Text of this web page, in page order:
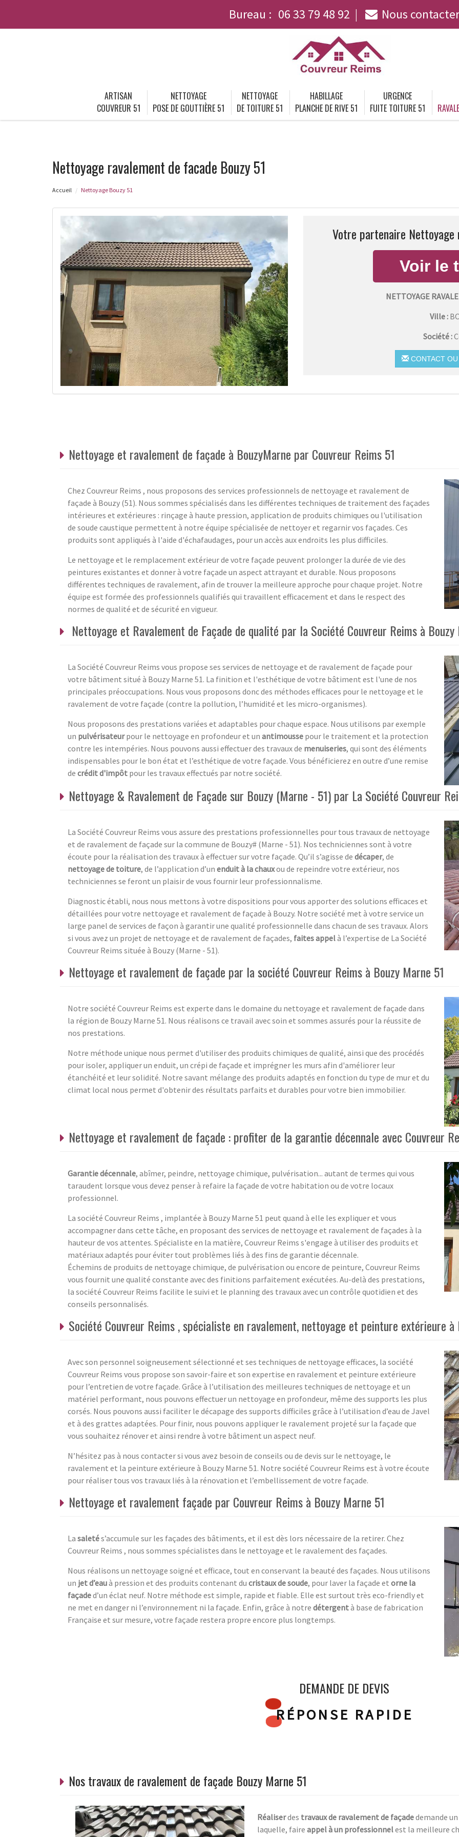
Bureau : 06 33 79 48 92 Nous contacter
ARTISAN
COUVREUR 51
NETTOYAGE
POSE DE GOUTTIÈRE 51
NETTOYAGE
DE TOITURE 51
HABILLAGE
PLANCHE DE RIVE 51
URGENCE
FUITE TOITURE 51
Nettoyage ravalement de facade Bouzy 51
Accueil Nettoyage Bouzy 51
Votre partenaire Nettoyage
NETTOYAGE
Ville :
Société :
CONTACT OU
Nettoyage et ravalement de façade à BouzyMarne par Couvreur Reims 51
Chez Couvreur Reims , nous proposons des services professionnels de nettoyage et ravalement de
façade à Bouzy (51). Nous sommes spécialisés dans les différentes techniques de traitement des façades
intérieures et extérieures : rinçage à haute pression, application de produits chimiques ou l'utilisation
de soude caustique permettent à notre équipe spécialisée de nettoyer et regarnir vos façades. Ces
produits sont appliqués à l'aide d'échafaudages, pour un accès aux endroits les plus difficiles.
Le nettoyage et le remplacement extérieur de votre façade peuvent prolonger la durée de vie des
peintures existantes et donner à votre façade un aspect attrayant et durable. Nous proposons
différentes techniques de ravalement, afin de trouver la meilleure approche pour chaque projet. Notre
équipe est formée des professionnels qualifiés qui travaillent efficacement et dans le respect des
normes de qualité et de sécurité en vigueur.
Nettoyage et Ravalement de Façade de qualité par la Société Couvreur Reims à Bouzy
La Société Couvreur Reims vous propose ses services de nettoyage et de ravalement de façade pour
votre bâtiment situé à Bouzy Marne 51. La finition et l'esthétique de votre bâtiment est l'une de nos
principales préoccupations. Nous vous proposons donc des méthodes efficaces pour le nettoyage et le
ravalement de votre façade (contre la pollution, l’humidité et les micro-organismes).
Nous proposons des prestations variées et adaptables pour chaque espace. Nous utilisons par exemple
un pulvérisateurpour le nettoyage en profondeur et un antimousse pour le traitement et la protection
contre les intempéries. Nous pouvons aussi effectuer des travaux de menuiseries, qui sont des éléments
indispensables pour le bon état et l’esthétique de votre façade. Vous bénéficierez en outre d’une remise
de crédit d'impôt pour les travaux effectués par notre société.
Nettoyage & Ravalement de Façade sur Bouzy (Marne - 51) par La Société Couvreur
La Société Couvreur Reims vous assure des prestations professionnelles pour tous travaux de nettoyage
et de ravalement de façade sur la commune de Bouzy# (Marne - 51). Nos techniciennes sont à votre
écoute pour la réalisation des travaux à effectuer sur votre façade. Qu’il s’agisse de décaper, de
nettoyage de toiture, de l’application d’un enduit à la chauxou de repeindre votre extérieur, nos
techniciennes se feront un plaisir de vous fournir leur professionnalisme.
Diagnostic établi, nous nous mettons à votre dispositions pour vous apporter des solutions efficaces et
détaillées pour votre nettoyage et ravalement de façade à Bouzy. Notre société met à votre service un
large panel de services de façon à garantir une qualité professionnelle dans chacun de ses travaux. Alors
si vous avez un projet de nettoyage et de ravalement de façades, faites appelà l’expertise de La Société
Couvreur Reims située à Bouzy (Marne - 51).
Nettoyage et ravalement de façade par la société Couvreur Reims à Bouzy Marne 51
Notre société Couvreur Reims est experte dans le domaine du nettoyage et ravalement de façade dans
la région de Bouzy Marne 51. Nous réalisons ce travail avec soin et sommes assurés pour la réussite de
nos prestations.
Notre méthode unique nous permet d'utiliser des produits chimiques de qualité, ainsi que des procédés
pour isoler, appliquer un enduit, un crépi de façade et imprégner les murs afin d'améliorer leur
étanchéité et leur solidité. Notre savant mélange des produits adaptés en fonction du type de mur et du
climat local nous permet d'obtenir des résultats parfaits et durables pour votre bien immobilier.
Nettoyage et ravalement de façade : profiter de la garantie décennale avec Couvreur
Garantie décennale, abîmer, peindre, nettoyage chimique, pulvérisation... autant de termes qui vous
taraudent lorsque vous devez penser à refaire la façade de votre habitation ou de votre locaux
professionnel.
La société Couvreur Reims , implantée à Bouzy Marne 51 peut quand à elle les expliquer et vous
accompagner dans cette tâche, en proposant des services de nettoyage et ravalement de façades à la
hauteur de vos attentes. Spécialiste en la matière, Couvreur Reims s'engage à utiliser des produits et
matériaux adaptés pour éviter tout problèmes liés à des fins de garantie décennale.
Échemins de produits de nettoyage chimique, de pulvérisation ou encore de peinture, Couvreur Reims
vous fournit une qualité constante avec des finitions parfaitement exécutées. Au-delà des prestations,
la société Couvreur Reims facilite le suivi et le planning des travaux avec un contrôle quotidien et des
conseils personnalisés.
Société Couvreur Reims , spécialiste en ravalement, nettoyage et peinture extérieure à
Avec son personnel soigneusement sélectionné et ses techniques de nettoyage efficaces, la société
Couvreur Reims vous propose son savoir-faire et son expertise en ravalement et peinture extérieure
pour l’entretien de votre façade. Grâce à l’utilisation des meilleures techniques de nettoyage et un
matériel performant, nous pouvons effectuer un nettoyage en profondeur, même des supports les plus
corsés. Nous pouvons aussi faciliter le décapage des supports difficiles grâce à l’utilisation d’eau de Javel
et à des grattes adaptées. Pour finir, nous pouvons appliquer le ravalement projeté sur la façade que
vous souhaitez rénover et ainsi rendre à votre bâtiment un aspect neuf.
N’hésitez pas à nous contacter si vous avez besoin de conseils ou de devis sur le nettoyage, le
ravalement et la peinture extérieure à Bouzy Marne 51. Notre société Couvreur Reims est à votre écoute
pour réaliser tous vos travaux liés à la rénovation et l’embellissement de votre façade.
Nettoyage et ravalement façade par Couvreur Reims à Bouzy Marne 51
La saletés’accumule sur les façades des bâtiments, et il est dès lors nécessaire de la retirer. Chez
Couvreur Reims , nous sommes spécialistes dans le nettoyage et le ravalement des façades.
Nous réalisons un nettoyage soigné et efficace, tout en conservant la beauté des façades. Nous utilisons
un jet d’eauà pression et des produits contenant du cristaux de soude, pour laver la façade et orne la
façaded’un éclat neuf. Notre méthode est simple, rapide et fiable. Elle est surtout très eco-friendly et
ne met en danger ni l’environnement ni la façade. Enfin, grâce à notre détergentà base de fabrication
Française et sur mesure, votre façade restera propre encore plus longtemps.
DEMANDE DE DEVIS
RÉPONSE RAPIDE
Nos travaux de ravalement de façade Bouzy Marne 51
Réaliserdes travaux de ravalement de façadedemande
laquelle, faire appel à un professionnelest la meilleure